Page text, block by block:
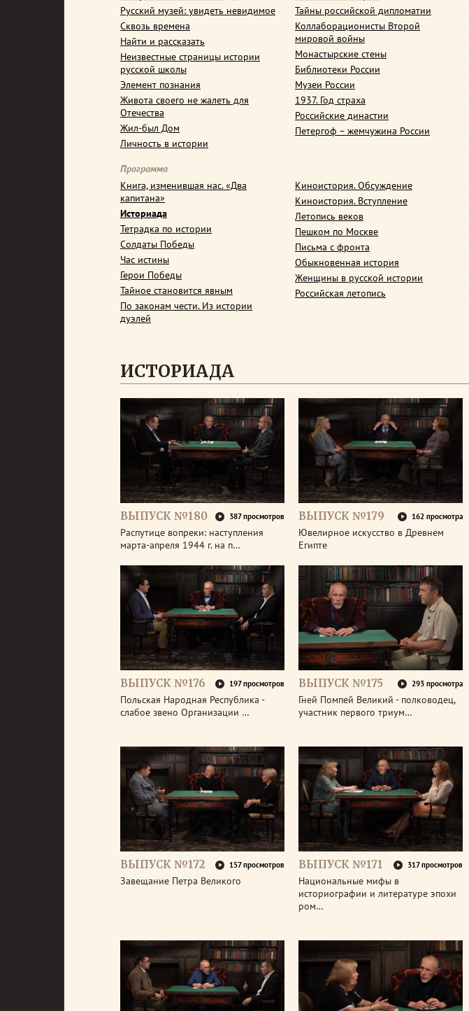
Русский музей: увидеть невидимое
Сквозь времена
Найти и рассказать
Неизвестные страницы истории
русской школы
Элемент познания
Живота своего не жалеть для
Отечества
Жил-был Дом
Личность в истории
Тайны российской дипломатии
Коллаборационисты Второй
мировой войны
Монастырские стены
Библиотеки России
Музеи России
1937. Год страха
Российские династии
Петергоф – жемчужина России
Программа
Книга, изменившая нас. «Два
капитана»
Историада
Тетрадка по истории
Солдаты Победы
Час истины
Герои Победы
Тайное становится явным
По законам чести. Из истории
дуэлей
Киноистория. Обсуждение
Киноистория. Вступление
Летопись веков
Пешком по Москве
Письма с фронта
Обыкновенная история
Женщины в русской истории
Российская летопись
ИСТОРИАДА
ВЫПУСК №180 387 просмотров
Распутице вопреки: наступления
марта-апреля 1944 г. на п…
ВЫПУСК №179 162 просмотра
Ювелирное искусство в Древнем
Египте
ВЫПУСК №176 197 просмотров
Польская Народная Республика -
слабое звено Организации …
ВЫПУСК №175 293 просмотра
Гней Помпей Великий - полководец,
участник первого триум…
ВЫПУСК №172 157 просмотров
Завещание Петра Великого
ВЫПУСК №171 317 просмотров
Национальные мифы в
историографии и литературе эпохи
ром…